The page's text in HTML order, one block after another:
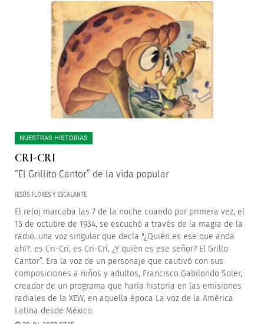
NUESTRAS HISTORIAS
CRI-CRI
“El Grillito Cantor” de la vida popular
JESÚS FLORES Y ESCALANTE
El reloj marcaba las 7 de la noche cuando por primera vez, el
15 de octubre de 1934, se escuchó a través de la magia de la
radio, una voz singular que decía "¿Quién es ese que anda
ahí?, es Cri-Crí, es Cri-Crí, ¿Y quién es ese señor? El Grillo
Cantor”. Era la voz de un personaje que cautivó con sus
composiciones a niños y adultos, Francisco Gabilondo Soler,
creador de un programa que haría historia en las emisiones
radiales de la XEW, en aquella época La voz de la América
Latina desde México.